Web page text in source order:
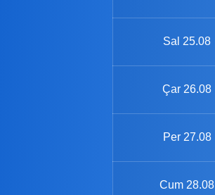
Sal 25.08
Çar 26.08
Per 27.08
Cum 28.08